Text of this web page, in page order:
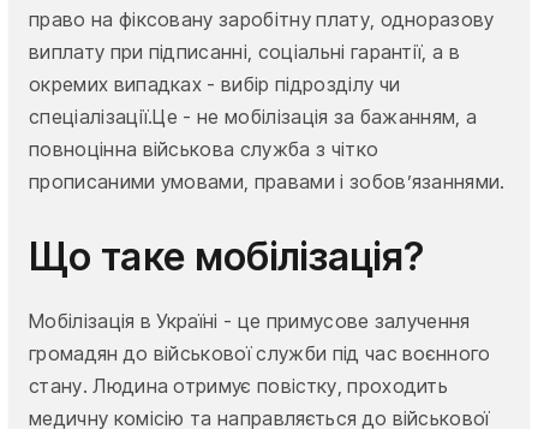
право на фіксовану заробітну плату, одноразову
виплату при підписанні, соціальні гарантії, а в
окремих випадках - вибір підрозділу чи
спеціалізації.Це - не мобілізація за бажанням, а
повноцінна військова служба з чітко
прописаними умовами, правами і зобов’язаннями.
Що таке мобілізація?
Мобілізація в Україні - це примусове залучення
громадян до військової служби під час воєнного
стану. Людина отримує повістку, проходить
медичну комісію та направляється до військової